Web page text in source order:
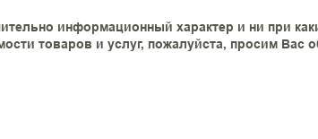
информационный характер и ни при
товаров и услуг, пожалуйста, просим Вас